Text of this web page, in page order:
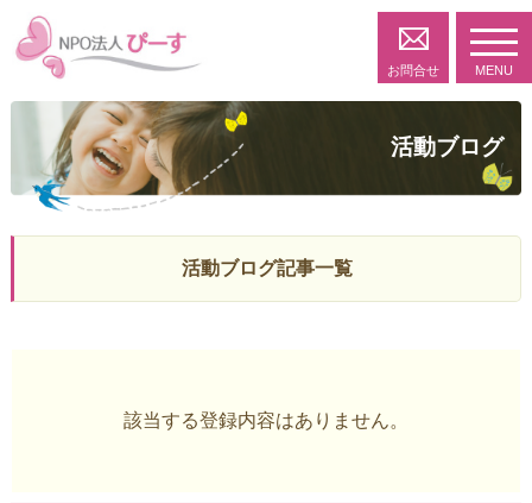
お問合せ MENU
活動ブログ
活動ブログ記事一覧
該当する登録内容はありません。